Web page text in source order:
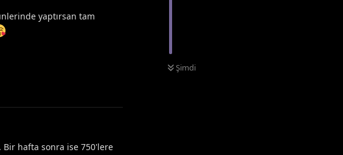
Şimdi
yaptırsan tam
Bir hafta sonra ise 750'lere